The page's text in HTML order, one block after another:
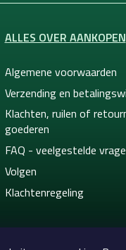
ALLES OVER AANKOPEN
Algemene voorwaarden
Verzending en
Klachten, ruilen of
goederen
FAQ - veelgestelde
Volgen
Klachtenregeling